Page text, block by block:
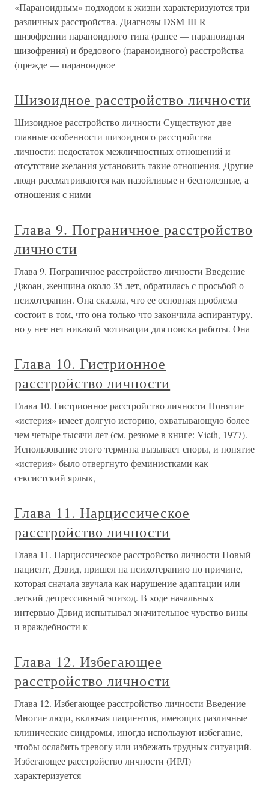
«Параноидным» подходом к жизни характеризуются три
различных расстройства. Диагнозы DSM-III-R
шизофрении параноидного типа (ранее — параноидная
шизофрения) и бредового (параноидного) расстройства
(прежде — параноидное
Шизоидное расстройство личности
Шизоидное расстройство личности Существуют две
главные особенности шизоидного расстройства
личности: недостаток межличностных отношений и
отсутствие желания установить такие отношения. Другие
люди рассматриваются как назойливые и бесполезные, а
отношения с ними —
Глава 9. Пограничное расстройство
личности
Глава 9. Пограничное расстройство личности Введение
Джоан, женщина около 35 лет, обратилась с просьбой о
психотерапии. Она сказала, что ее основная проблема
состоит в том, что она только что закончила аспирантуру,
но у нее нет никакой мотивации для поиска работы. Она
Глава 10. Гистрионное
расстройство личности
Глава 10. Гистрионное расстройство личности Понятие
«истерия» имеет долгую историю, охватывающую более
чем четыре тысячи лет (см. резюме в книге: Vieth, 1977).
Использование этого термина вызывает споры, и понятие
«истерия» было отвергнуто феминистками как
сексистский ярлык,
Глава 11. Нарциссическое
расстройство личности
Глава 11. Нарциссическое расстройство личности Новый
пациент, Дэвид, пришел на психотерапию по причине,
которая сначала звучала как нарушение адаптации или
легкий депрессивный эпизод. В ходе начальных
интервью Дэвид испытывал значительное чувство вины
и враждебности к
Глава 12. Избегающее
расстройство личности
Глава 12. Избегающее расстройство личности Введение
Многие люди, включая пациентов, имеющих различные
клинические синдромы, иногда используют избегание,
чтобы ослабить тревогу или избежать трудных ситуаций.
Избегающее расстройство личности (ИРЛ)
характеризуется